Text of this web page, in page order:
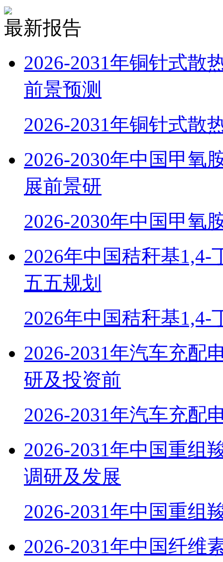
最新报告
2026-2031年铜针式散
前景预测
2026-2031年铜针式散
2026-2030年中国甲氧
展前景研
2026-2030年中国甲氧
2026年中国秸秆基1,4-
五五规划
2026年中国秸秆基1,4-
2026-2031年汽车充配
研及投资前
2026-2031年汽车充配
2026-2031年中国重组
调研及发展
2026-2031年中国重组
2026-2031年中国纤维